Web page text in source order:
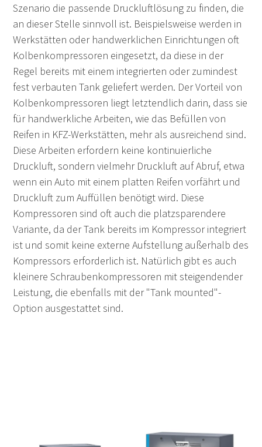
Szenario die passende Druckluftlösung zu finden, die
an dieser Stelle sinnvoll ist. Beispielsweise werden in
Werkstätten oder handwerklichen Einrichtungen oft
Kolbenkompressoren eingesetzt, da diese in der
Regel bereits mit einem integrierten oder zumindest
fest verbauten Tank geliefert werden. Der Vorteil von
Kolbenkompressoren liegt letztendlich darin, dass sie
für handwerkliche Arbeiten, wie das Befüllen von
Reifen in KFZ-Werkstätten, mehr als ausreichend sind.
Diese Arbeiten erfordern keine kontinuierliche
Druckluft, sondern vielmehr Druckluft auf Abruf, etwa
wenn ein Auto mit einem platten Reifen vorfährt und
Druckluft zum Auffüllen benötigt wird. Diese
Kompressoren sind oft auch die platzsparendere
Variante, da der Tank bereits im Kompressor integriert
ist und somit keine externe Aufstellung außerhalb des
Kompressors erforderlich ist. Natürlich gibt es auch
kleinere Schraubenkompressoren mit steigendender
Leistung, die ebenfalls mit der "Tank mounted"-
Option ausgestattet sind.